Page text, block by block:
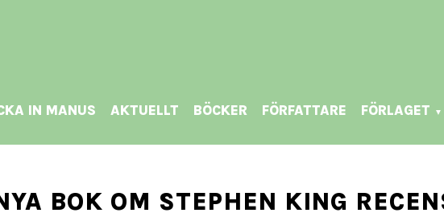
IN MANUS AKTUELLT BÖCKER FÖRFATTARE FÖRLAGET ▼
BOK OM STEPHEN KING